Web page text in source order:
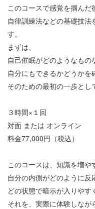
このコースで感覚を掴んだ
自律訓練法などの基礎技
す。
まずは、
自己催眠がどのようなもの
自分にもできるかどうかを
そのための最初の一歩とし
３時間×１回
対面 または オンライン
料金77,000円（税込）
このコースは、知識を増や
自分の内側がどのように反
どの状態で暗示が入りやす
それを、実際に体験しなが